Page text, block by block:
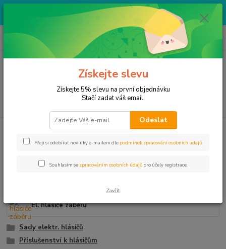
Výprodej skladových zásob za bezva ceny. Více v kategorii VÝPRODEJ.
Na produkty v této kategorii nelze uplatnit žádné slevy.
CZK
+ 420 774 666 665
Po-Pa 8:30-12:00/13:00-17:00, So 8:30-12:00
za
HLÁSIČE ZÁBĚRU,ČIHÁTKA
HLÁSIČE ZÁBĚRU,ČIHÁTKA
El. hlásiče záběru
Sady elektr. hlásičů
Příslušenství k hlásičům
Získejte slevu
Získejte 5% slevu na první objednávku
Stačí zadat váš email.
Odeslat
Přeji si odebírat novinky e-mailem dle podmínek zpracování osobních údajů.
Souhlasím se zpracováním osobních údajů pro účely registrace.
Zavřít